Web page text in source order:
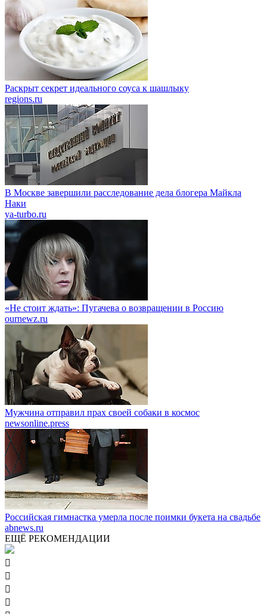
Раскрыт секрет идеального соуса к шашлыку
regions.ru
В Москве завершили расследование дела блогера Майкла
Наки
ya-turbo.ru
«Не стоит ждать»: Пугачева о возвращении в Россию
ournewz.ru
Мужчина отправил прах своей собаки в космос
newsonline.press
Российская гимнастка умерла после поимки букета на свадьбе
abnews.ru
ЕЩЁ РЕКОМЕНДАЦИИ



